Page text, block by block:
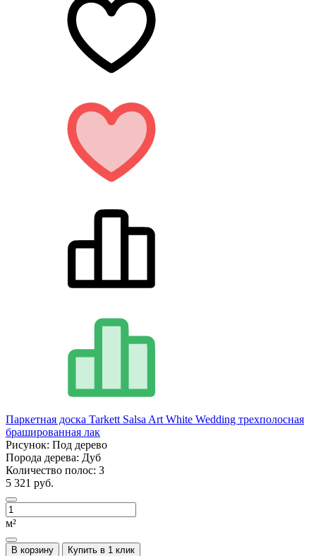
Паркетная доска Tarkett Salsa Art White Wedding трехполосная
брашированная лак
Рисунок: Под дерево
Порода дерева: Дуб
Количество полос: 3
5 321 руб.
м²
В корзину Купить в 1 клик